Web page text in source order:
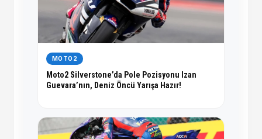
MOTO2
Moto2 Silverstone’da Pole Pozisyonu Izan
Guevara’nın, Deniz Öncü Yarışa Hazır!